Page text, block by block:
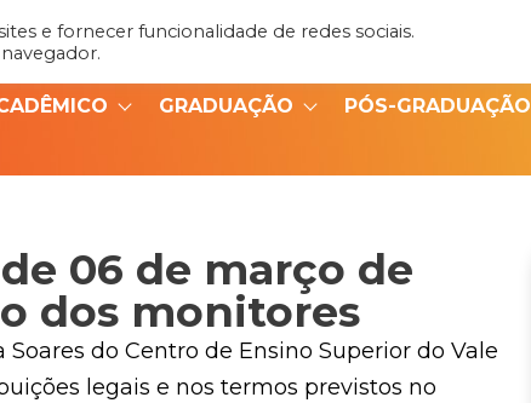
GRADUAÇÃO PÓS-GRADUAÇÃO
de 06 de março de
dos monitores
do Centro de Ensino Superior do Vale
legais e nos termos previstos no
e fornecer funcionalidade de redes sociais.